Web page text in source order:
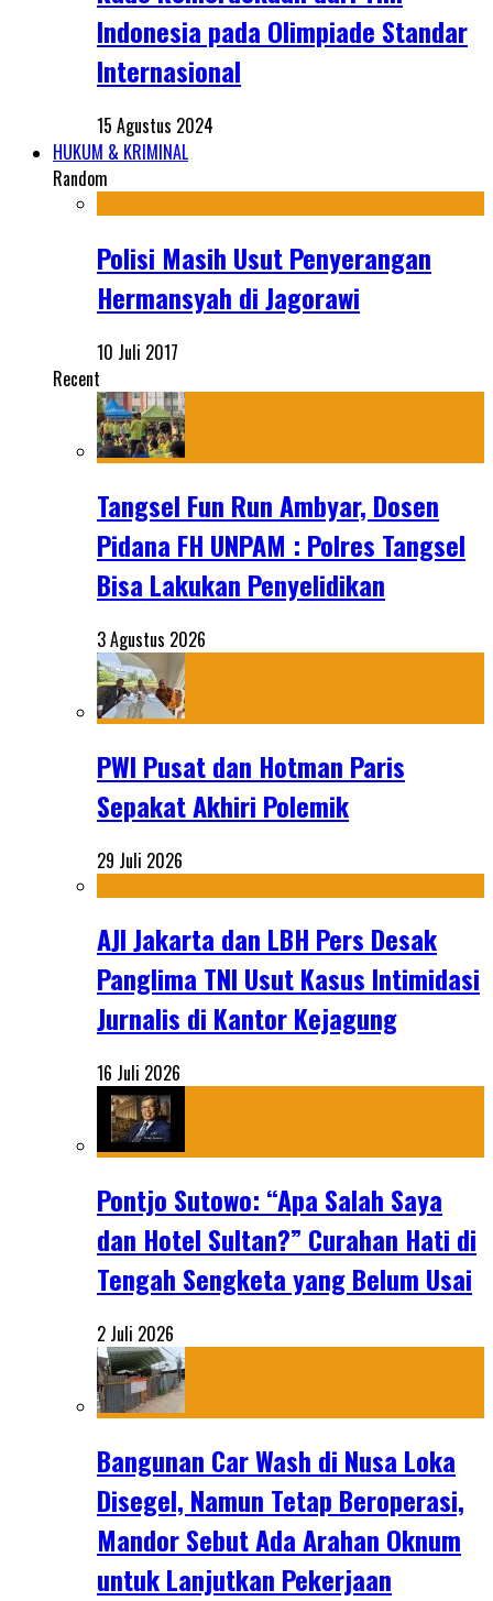
Indonesia pada Olimpiade Standar
Internasional
15 Agustus 2024
HUKUM & KRIMINAL
Random
Polisi Masih Usut Penyerangan
Hermansyah di Jagorawi
10 Juli 2017
Recent
Tangsel Fun Run Ambyar, Dosen
Pidana FH UNPAM : Polres Tangsel
Bisa Lakukan Penyelidikan
3 Agustus 2026
PWI Pusat dan Hotman Paris
Sepakat Akhiri Polemik
29 Juli 2026
AJI Jakarta dan LBH Pers Desak
Panglima TNI Usut Kasus Intimidasi
Jurnalis di Kantor Kejagung
16 Juli 2026
Pontjo Sutowo: “Apa Salah Saya
dan Hotel Sultan?” Curahan Hati di
Tengah Sengketa yang Belum Usai
2 Juli 2026
Bangunan Car Wash di Nusa Loka
Disegel, Namun Tetap Beroperasi,
Mandor Sebut Ada Arahan Oknum
untuk Lanjutkan Pekerjaan